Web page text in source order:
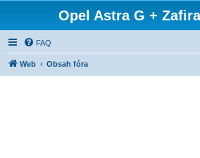
Opel Astra G +
FAQ
Web Obsah fóra